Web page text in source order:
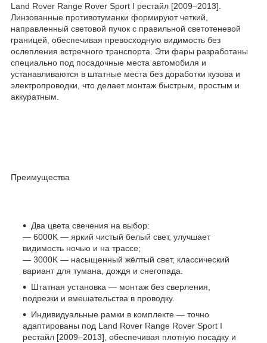
Land Rover Range Rover Sport I рестайл [2009–2013].
Линзованные противотуманки формируют четкий,
направленный световой пучок с правильной светотеневой
границей, обеспечивая превосходную видимость без
ослепления встречного транспорта. Эти фары разработаны
специально под посадочные места автомобиля и
устанавливаются в штатные места без доработки кузова и
электропроводки, что делает монтаж быстрым, простым и
аккуратным.
Преимущества
Два цвета свечения на выбор:
— 6000K — яркий чистый белый свет, улучшает
видимость ночью и на трассе;
— 3000K — насыщенный жёлтый свет, классический
вариант для тумана, дождя и снегопада.
Штатная установка — монтаж без сверления,
подрезки и вмешательства в проводку.
Индивидуальные рамки в комплекте — точно
адаптированы под Land Rover Range Rover Sport I
рестайл [2009–2013], обеспечивая плотную посадку и